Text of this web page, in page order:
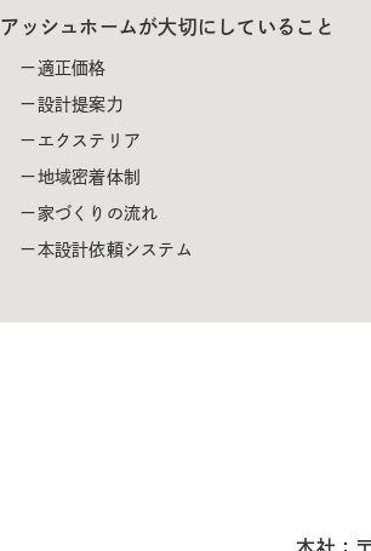
アッシュホームが大切にしていること
適正価格
設計提案力
エクステリア
地域密着体制
家づくりの流れ
本設計依頼システム